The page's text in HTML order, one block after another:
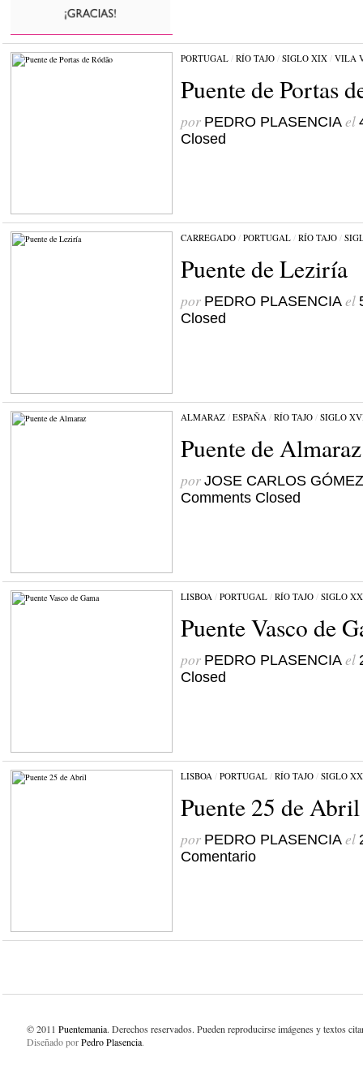
PORTUGAL/ RÍO TAJO/ SIGLO XIX/ VILA
Puente de Portas
por PEDRO PLASENCIAel
Closed
CARREGADO/ PORTUGAL/ RÍO TAJO/
Puente de Leziría
por PEDRO PLASENCIAel
Closed
ALMARAZ/ ESPAÑA/ RÍO TAJO/ SIGLO
Puente de Almaraz
por JOSE CARLOS GÓMEZ
Comments Closed
LISBOA/ PORTUGAL/ RÍO TAJO/ SIGLO XX
Puente Vasco de
por PEDRO PLASENCIAel
Closed
LISBOA/ PORTUGAL/ RÍO TAJO/ SIGLO XX
Puente 25 de Abril
por PEDRO PLASENCIAel
Comentario
© 2011 Puentemania. Derechos reservados. Pueden reproducirse imágenes y textos
Diseñado porPedro Plasencia.